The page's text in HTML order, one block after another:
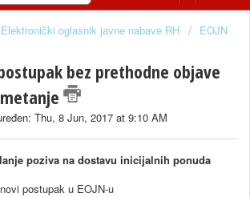
Elektronički oglasnik javne nabave RH
EOJN
bez prethodne objave
Thu, 8 Jun, 2017 at 9:10 AM
poziva na dostavu inicijalnih ponuda
postupak u EOJN-u